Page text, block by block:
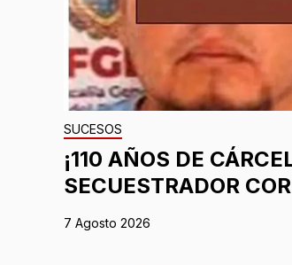
SUCESOS
¡110 AÑOS DE
SECUESTRADOR
7 Agosto 2026